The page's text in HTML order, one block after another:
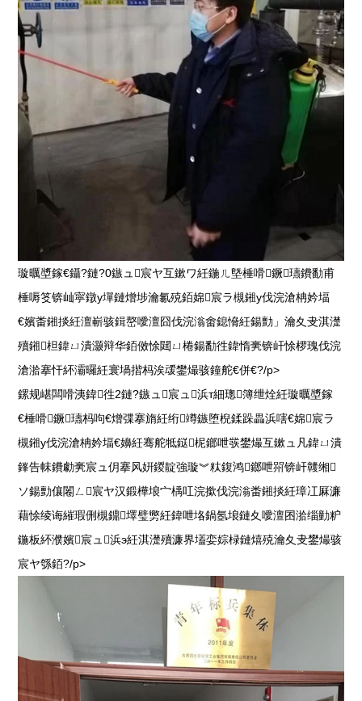
璇曞墏鎵€鑷?鏈?0鏃ュ宸ヤ互鏉ワ紝鍦ㄦ墍棰嗗鐝瓙鐨勫甫
棰嗕笅锛屾寜鐓у墠鏈熷埗瀹氱殑銆婂宸ラ槻鎺у伐浣滄柟妗堛
€嬪畨鎺掞紝澶嶄骇鍓嶅噯澶囧伐浣滃畬鎴愶紝鍚勯」瀹夊叏淇濋
殰鎺柦鍏ㄩ潰灏辩华銆傚悇閮ㄩ棬鍚勫徃鍏惰亴锛屽悇椤瑰伐浣
滄湁搴忓紑灞曪紝寰堝揩杩涘叆鐢熶骇鐘舵€併€?/p>
鏍规嵁闆嗗洟鍏徃2鏈?鏃ュ宸ュ浜т細璁簿绁烇紝璇曞墏鎵
€棰嗗鐝瓙杩呴€熷弽搴旓紝绗竴鏃堕棿鍒跺畾浜嗐€婂宸ラ
槻鎺у伐浣滄柟妗堛€嬶紝骞舵牴鎹柅鎯呭彂鐢熶互鏉ュ凡鍏ㄩ潰
鎽告帓鐨勮亴宸ュ仴搴风姸鍐靛強璇︾粏鍑鸿鎯呭喌锛屽竷缃
ソ鍚勯儴闂ㄥ宸ヤ汉鍛樺埌宀楀叿浣撳伐浣滃畨鎺掞紝璋冮厤濂
藉悇绫诲繀瑕侀槻鐤墿璧勶紝鍏呭垎鍋氬埌鏈夊噯澶囨湁缁勭粐
鍦板紑濮嬪宸ュ浜э紝淇濋殰濂界壒娈婃椂鏈熺殑瀹夊叏鐢熶骇
宸ヤ綔銆?/p>